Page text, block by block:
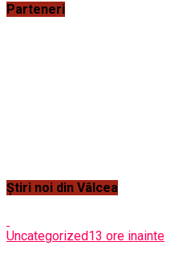
Parteneri
Știri noi din Vâlcea
Uncategorized13 ore inainte